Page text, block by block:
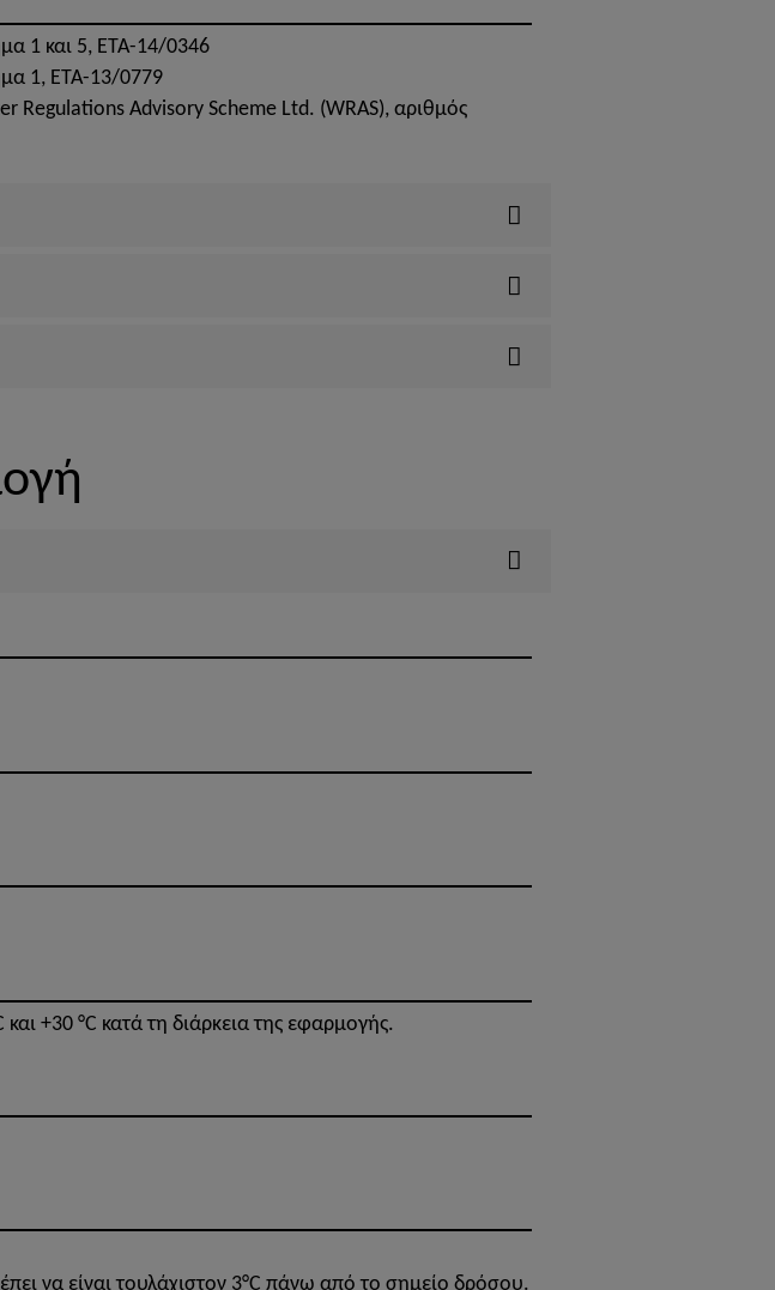
1 και 5, ETA-14/0346
1, ETA-13/0779
Regulations Advisory Scheme Ltd. (WRAS), αριθμός
+30 °C κατά τη διάρκεια της εφαρμογής.
να είναι τουλάχιστον 3°C πάνω από το σημείο δρόσου.